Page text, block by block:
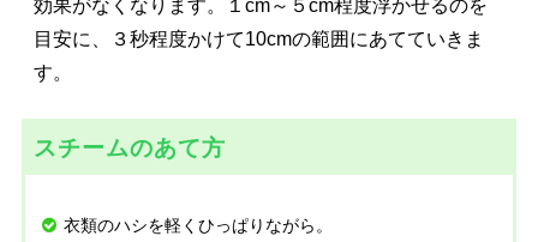
効果がなくなります。１cm～５cm程度浮かせるのを
目安に、３秒程度かけて10cmの範囲にあてていきま
す。
スチームのあて方
衣類のハシを軽くひっぱりながら。